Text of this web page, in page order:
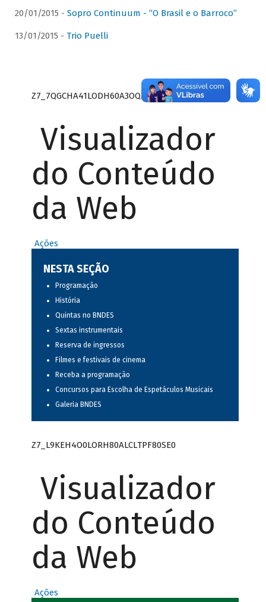
20/01/2015 - Sopro Continuum - “O Brasil e o Barroco”
13/01/2015 - Trio Puelli
Z7_7QGCHA41LODH60A3OQA8RN1415
Visualizador
do Conteúdo
da Web
Ações
NESTA SEÇÃO
Programação
História
Quintas no BNDES
Sextas instrumentais
Reserva de ingressos
Filmes e festivais de cinema
Receba a programação
Concursos para Escolha de Espetáculos Musicais
Galeria BNDES
Z7_L9KEH4O0LORH80ALCLTPF80SE0
Visualizador
do Conteúdo
da Web
Ações